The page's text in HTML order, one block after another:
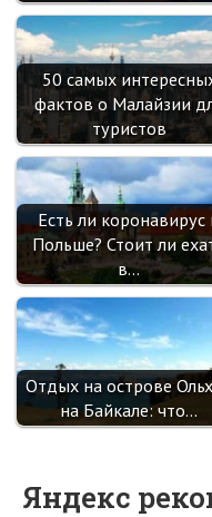
50 самых
фактов о Малайзии
туристов
Есть ли коронавирус
Польше? Стоит ли
в…
Отдых на острове
на Байкале: что…
Яндекс